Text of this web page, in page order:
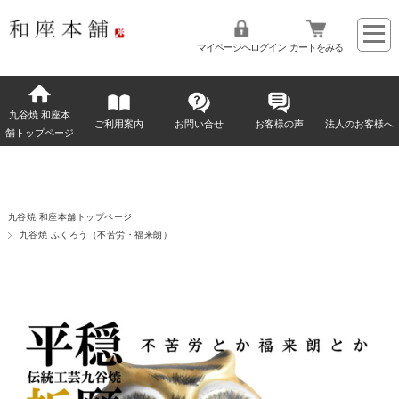
マイページへログイン カートをみる
九谷焼 和座本
舗トップページ
ご利用案内 お問い合せ お客様の声 法人のお客様へ
九谷焼 和座本舗トップページ
九谷焼 ふくろう（不苦労・福来朗）